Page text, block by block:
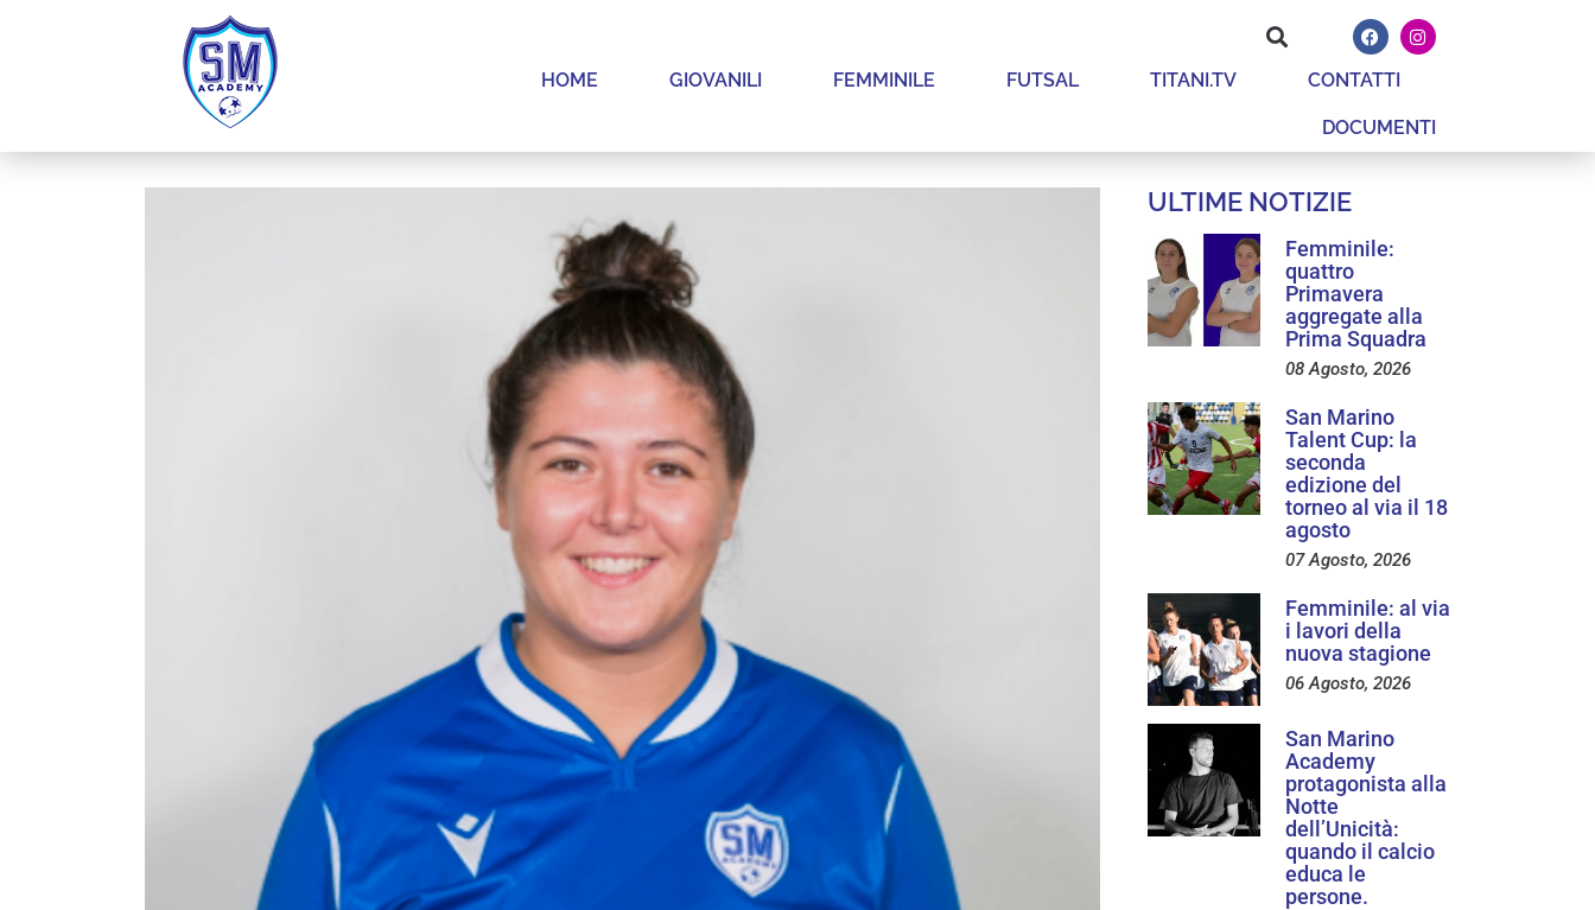
HOME GIOVANILI FEMMINILE FUTSAL TITANI.TV CONTATTI
DOCUMENTI
ULTIME NOTIZIE
Femminile:
quattro
Primavera
aggregate alla
Prima Squadra
08 Agosto, 2026
San Marino
Talent Cup: la
seconda
edizione del
torneo al via il 18
agosto
07 Agosto, 2026
Femminile: al via
i lavori della
nuova stagione
06 Agosto, 2026
San Marino
Academy
protagonista alla
Notte
dell’Unicità:
quando il calcio
educa le
persone.